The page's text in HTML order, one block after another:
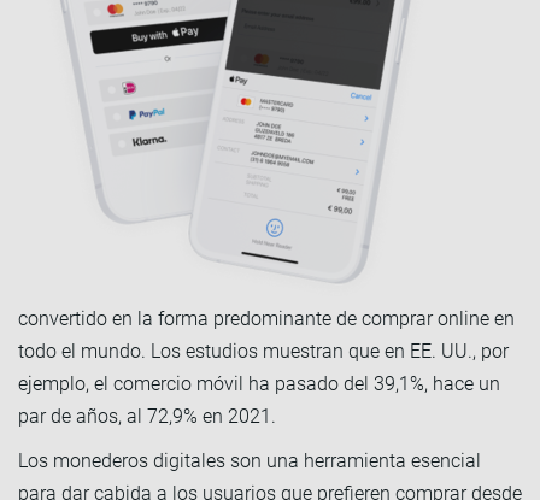
convertido en la forma predominante de comprar online en
todo el mundo. Los estudios muestran que en EE. UU., por
ejemplo, el comercio móvil ha pasado del 39,1%, hace un
par de años, al 72,9% en 2021.
Los monederos digitales son una herramienta esencial
para dar cabida a los usuarios que prefieren comprar desde